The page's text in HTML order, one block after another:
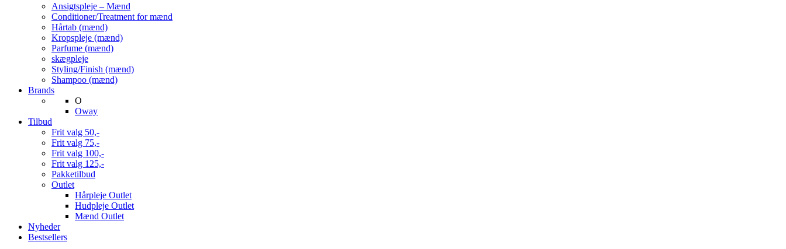
Ansigtspleje – Mænd
Conditioner/Treatment for mænd
Hårtab (mænd)
Kropspleje (mænd)
Parfume (mænd)
skægpleje
Styling/Finish (mænd)
Shampoo (mænd)
Brands
O
Oway
Tilbud
Frit valg 50,-
Frit valg 75,-
Frit valg 100,-
Frit valg 125,-
Pakketilbud
Outlet
Hårpleje Outlet
Hudpleje Outlet
Mænd Outlet
Nyheder
Bestsellers